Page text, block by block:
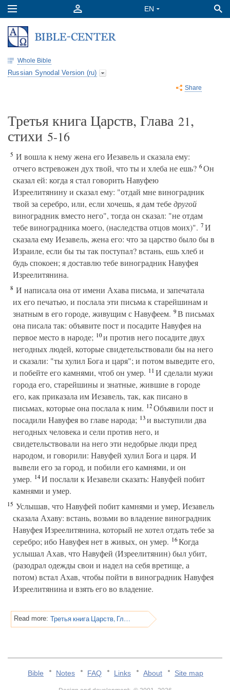
Whole Bible
Russian Synodal Version (ru)
Share
Третья книга Царств, Глава 21,
стихи 5-16
5 И вошла к нему жена его Иезавель и сказала ему:
отчего встревожен дух твой, что ты и хлеба не ешь? 6Он
сказал ей: когда я стал говорить Навуфею
Изреелитянину и сказал ему: "отдай мне виноградник
твой за серебро, или, если хочешь, я дам тебедругой
виноградник вместо него", тогда он сказал: "не отдам
тебе виноградника моего, (наследства отцов моих)". 7И
сказала ему Иезавель, жена его: что за царство было бы в
Израиле, если бы ты так поступал? встань, ешь хлеб и
будь спокоен; я доставлю тебе виноградник Навуфея
Изреелитянина.
8 И написала она от имени Ахава письма, и запечатала
их его печатью, и послала эти письма к старейшинам и
знатным в его городе, живущим с Навуфеем. 9В письмах
она писала так: объявите пост и посадите Навуфея на
первое место в народе; 10и против него посадите двух
негодных людей, которые свидетельствовали бы на него
и сказали: "ты хулил Бога и царя"; и потом выведите его,
и побейте его камнями, чтоб он умер. 11И сделали мужи
города его, старейшины и знатные, жившие в городе
его, как приказала им Иезавель, так, как писано в
письмах, которые она послала к ним. 12Объявили пост и
посадили Навуфея во главе народа; 13и выступили два
негодных человека и сели против него, и
свидетельствовали на него эти недобрые люди пред
народом, и говорили: Навуфей хулил Бога и царя. И
вывели его за город, и побили его камнями, и он
умер. 14И послали к Иезавели сказать: Навуфей побит
камнями и умер.
15 Услышав, что Навуфей побит камнями и умер, Иезавель
сказала Ахаву: встань, возьми во владение виноградник
Навуфея Изреелитянина, который не хотел отдать тебе за
серебро; ибо Навуфея нет в живых, он умер. 16Когда
услышал Ахав, что Навуфей (Изреелитянин) был убит,
(разодрал одежды свои и надел на себя вретище, а
потом) встал Ахав, чтобы пойти в виноградник Навуфея
Изреелитянина и взять его во владение.
Read more: Третья книга Царств, Глава 21
Bible Notes FAQ Links About Site map